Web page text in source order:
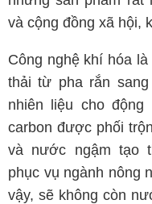
và cộng đồng xã hội,
Công nghệ khí hóa
thải từ pha rắn
nhiên liệu cho
carbon được phối
và nước ngậm tạo
phục vụ ngành nông
vậy, sẽ không còn